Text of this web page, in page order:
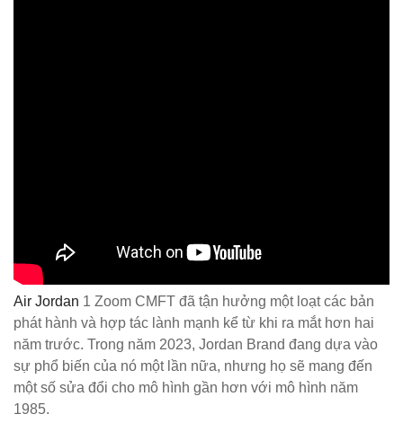
Air Jordan 1 Zoom CMFT đã tận hưởng một loạt các bản
phát hành và hợp tác lành mạnh kể từ khi ra mắt hơn hai
năm trước. Trong năm 2023, Jordan Brand đang dựa vào
sự phổ biến của nó một lần nữa, nhưng họ sẽ mang đến
một số sửa đổi cho mô hình gần hơn với mô hình năm
1985.